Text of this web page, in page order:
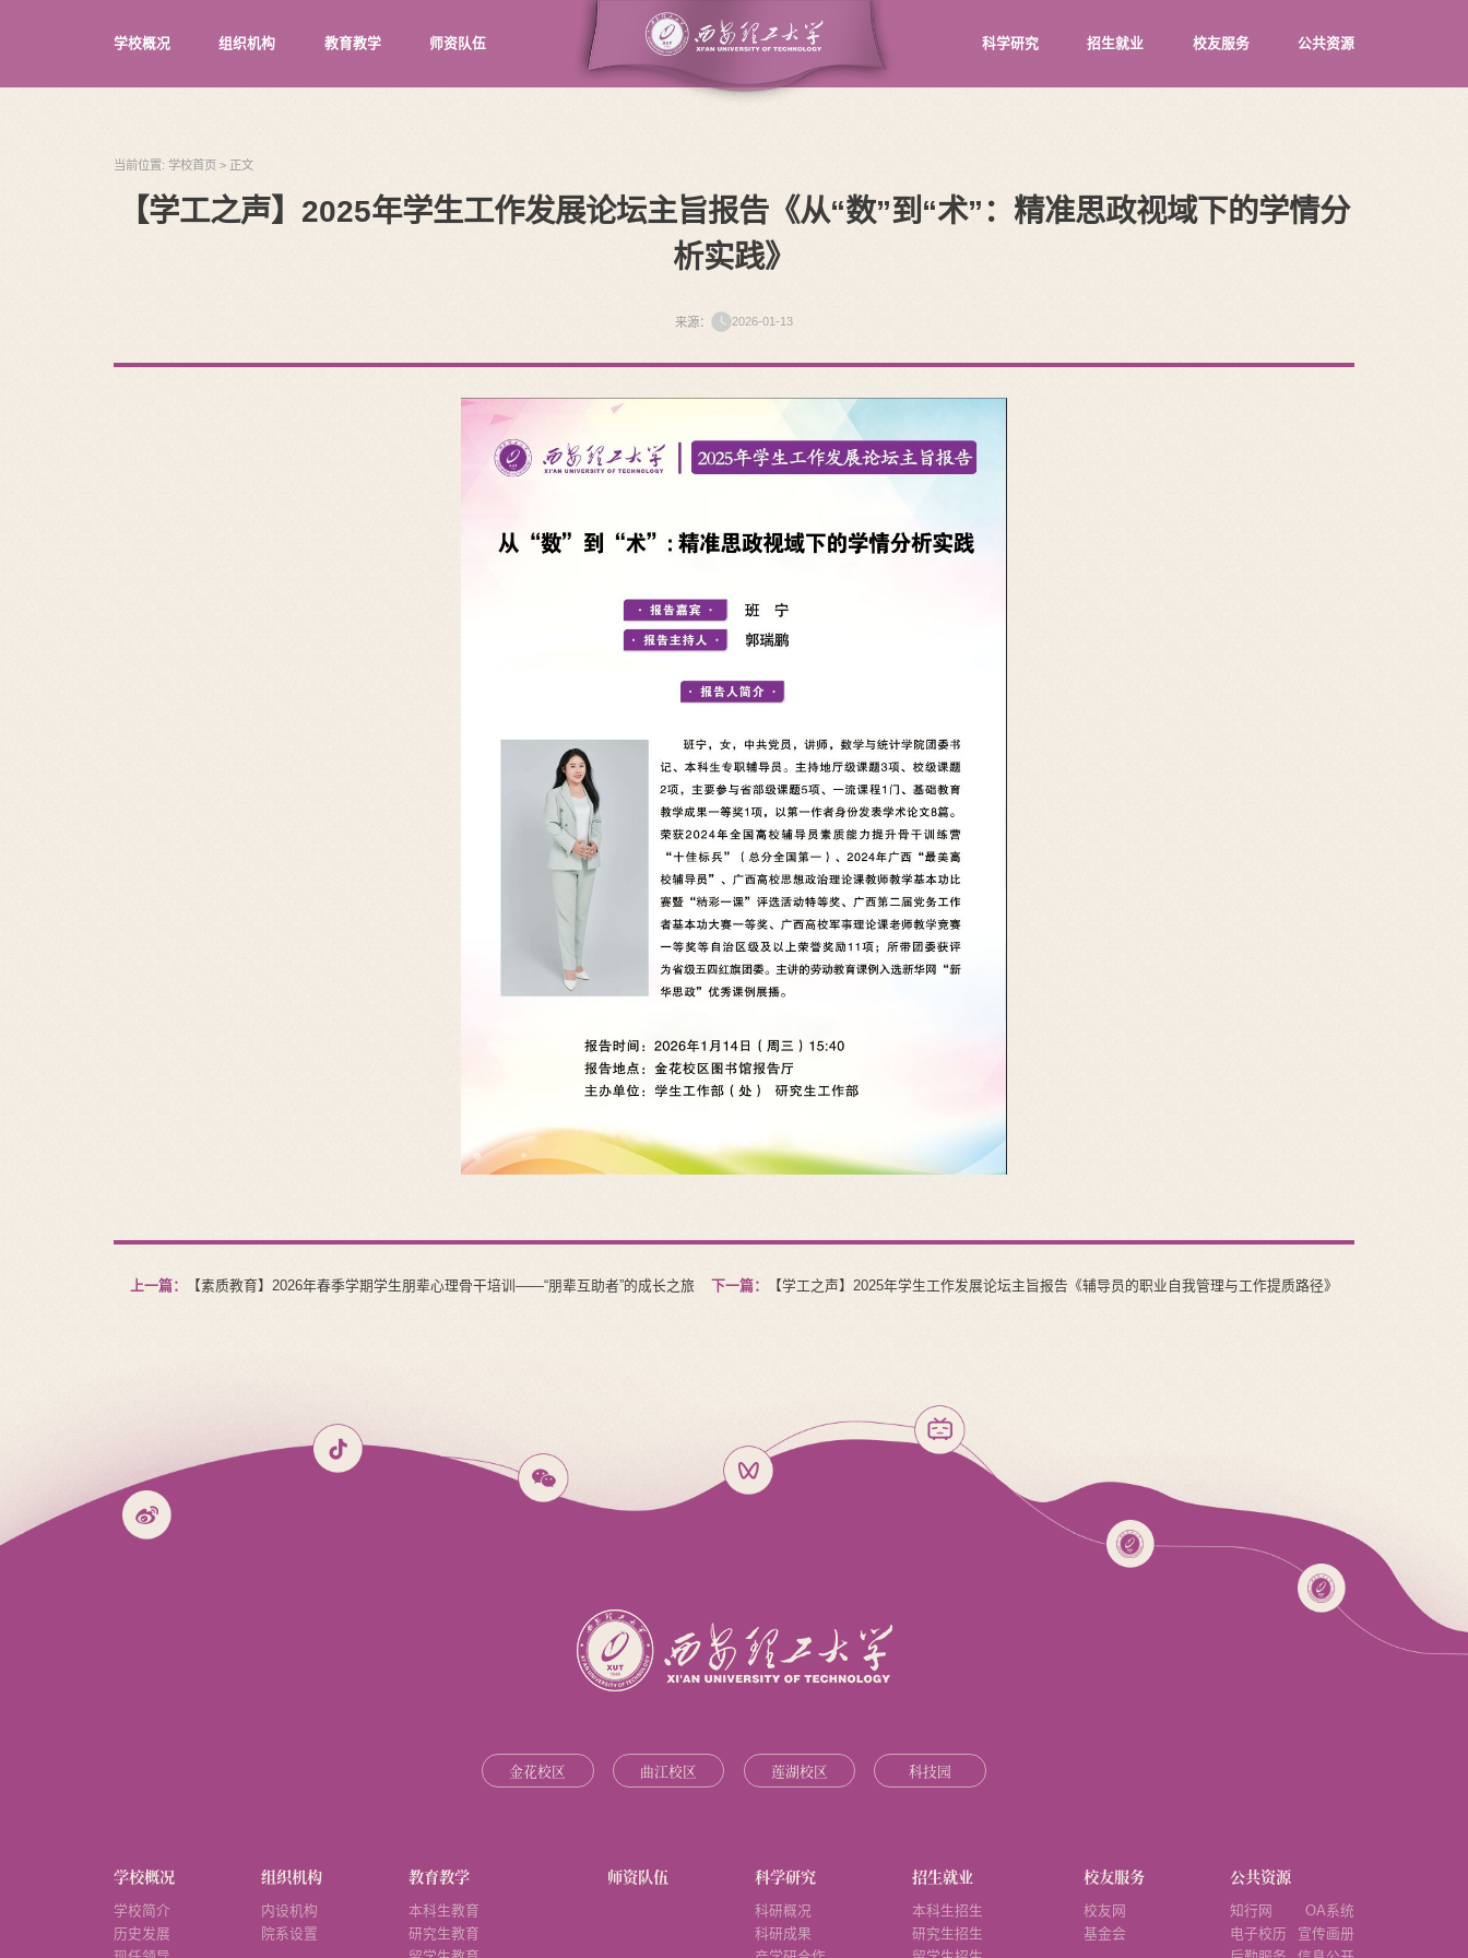
学校概况 组织机构 教育教学 师资队伍 科学研究 招生就业 校友服务 公共资源
当前位置: 学校首页 > 正文
【学工之声】2025年学生工作发展论坛主旨报告《从“数”到“术”：精准思政视域下的学情分
析实践》
来源： 2026-01-13
上一篇： 【素质教育】2026年春季学期学生朋辈心理骨干培训——“朋辈互助者”的成长之旅 下一篇： 【学工之声】2025年学生工作发展论坛主旨报告《辅导员的职业自我管理与工作提质路径》
金花校区 曲江校区 莲湖校区 科技园
学校概况
学校简介
历史发展
组织机构
内设机构
院系设置
教育教学
本科生教育
研究生教育
师资队伍 科学研究
科研概况
科研成果
招生就业
本科生招生
研究生招生
校友服务
校友网
基金会
公共资源
知行网
OA系统
电子校历
宣传画册